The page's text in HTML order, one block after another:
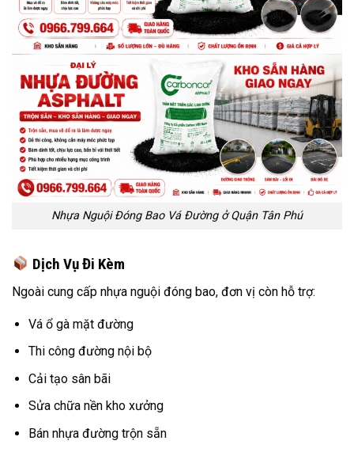
Nhựa Nguội Đóng Bao Vá Đường ở Quận Tân Phú
Dịch Vụ Đi Kèm
Ngoài cung cấp nhựa nguội đóng bao, đơn vị còn hỗ trợ:
Vá ổ gà mặt đường
Thi công đường nội bộ
Cải tạo sân bãi
Sửa chữa nền kho xưởng
Bán nhựa đường trộn sẵn